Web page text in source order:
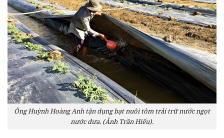
Ông Huỳnh Hoàng Anh tận dụng bạt nuôi tôm trải trữ nước ngọt
nước dưa. (Ảnh Trần Hiếu).